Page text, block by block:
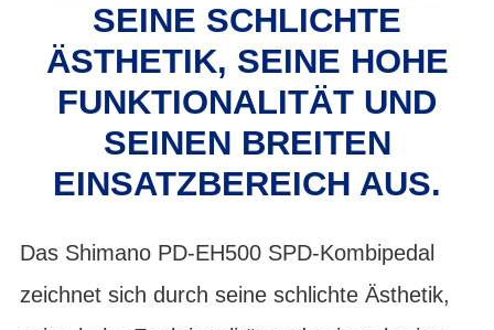
SEINE SCHLICHTE
ÄSTHETIK, SEINE HOHE
FUNKTIONALITÄT UND
SEINEN BREITEN
EINSATZBEREICH AUS.
Das Shimano PD-EH500 SPD-Kombipedal
zeichnet sich durch seine schlichte Ästhetik,